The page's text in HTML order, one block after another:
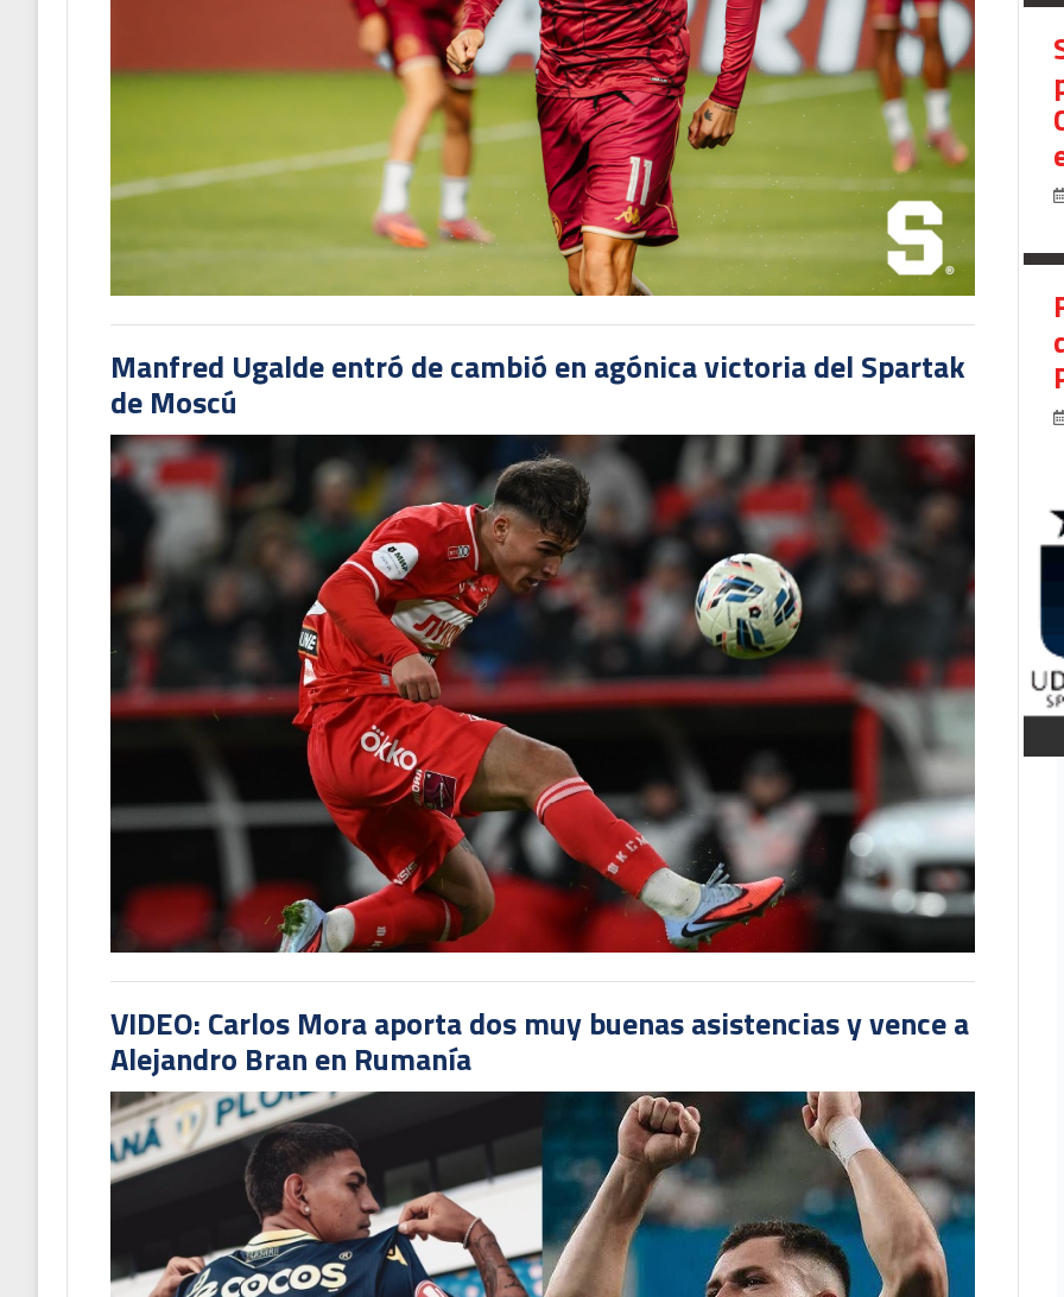
Manfred Ugalde entró de cambió en agónica victoria del Spartak
de Moscú
VIDEO: Carlos Mora aporta dos muy buenas asistencias y vence a
Alejandro Bran en Rumanía